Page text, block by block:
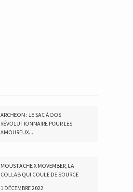
ARCHEON : LE SAC À DOS
RÉVOLUTIONNAIRE POUR LES
AMOUREUX...
MOUSTACHE X MOVEMBER, LA
COLLAB QUI COULE DE SOURCE
1 DÉCEMBRE 2022